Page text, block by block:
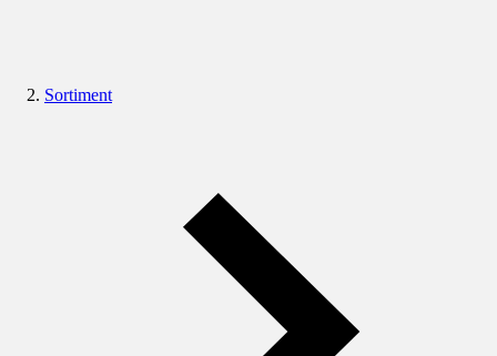
Sortiment